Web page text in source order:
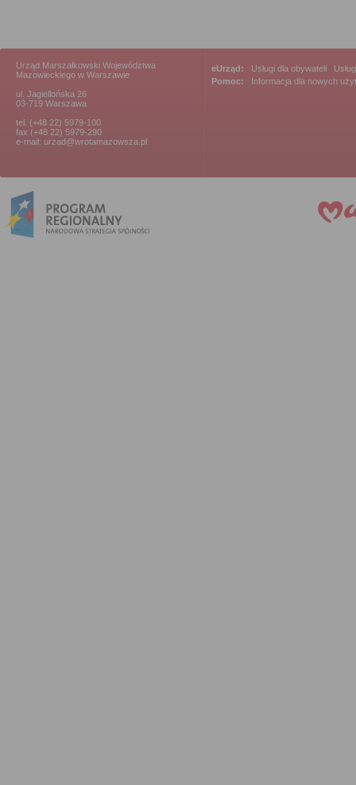
Urząd Marszałkowski Województwa
Mazowieckiego w Warszawie
ul. Jagiellońska 26
03-719 Warszawa
tel. (+48 22) 5979-100
fax (+48 22) 5979-290
e-mail: urzad@wrotamazowsza.pl
eUrząd: Usługi dla obywateli
Pomoc:
Informacja dla nowych